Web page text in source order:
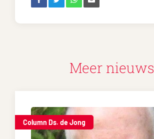
Meer nieuws
Column Ds. de Jong